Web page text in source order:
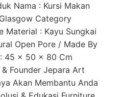
Nama : Kursi Makan
Category
Material : Kayu Sungkai
Open Pore / Made By
45 x 50 x 80 Cm
Founder Jepara Art
Akan Membantu Anda